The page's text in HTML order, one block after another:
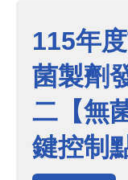
115年
菌製劑
二【無
鍵控制